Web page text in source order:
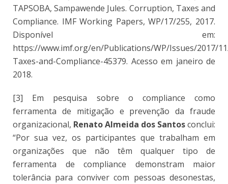
TAPSOBA, Sampawende Jules. Corruption, Taxes and
Compliance. IMF Working Papers, WP/17/255, 2017.
Disponível em:
https://www.imf.org/en/Publications/WP/Issues/2017/
Taxes-and-Compliance-45379. Acesso em janeiro de
2018.
[3] Em pesquisa sobre o compliance como
ferramenta de mitigação e prevenção da fraude
organizacional, Renato Almeida dos Santosconclui:
“Por sua vez, os participantes que trabalham em
organizações que não têm qualquer tipo de
ferramenta de compliance demonstram maior
tolerância para conviver com pessoas desonestas,